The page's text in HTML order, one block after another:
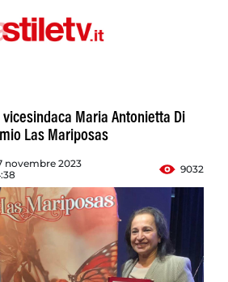
Maria Antonietta Di
Las Mariposas
novembre 2023
9032